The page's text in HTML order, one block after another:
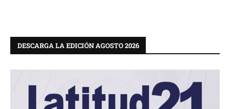
DESCARGA LA EDICIÓN AGOSTO 2026